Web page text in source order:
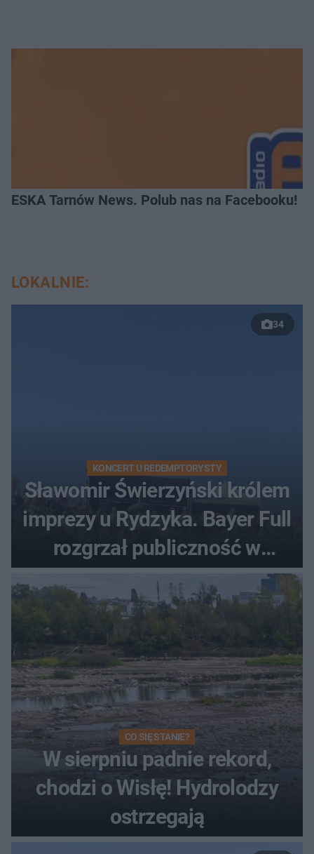
ESKA Tarnów News. Polub nas na Facebooku!
LOKALNIE:
34
KONCERT U REDEMPTORYSTY
Sławomir Świerzyński królem
imprezy u Rydzyka. Bayer Full
rozgrzał publiczność w
Toruniu
CO SIĘ STANIE?
W sierpniu padnie rekord,
chodzi o Wisłę! Hydrolodzy
ostrzegają